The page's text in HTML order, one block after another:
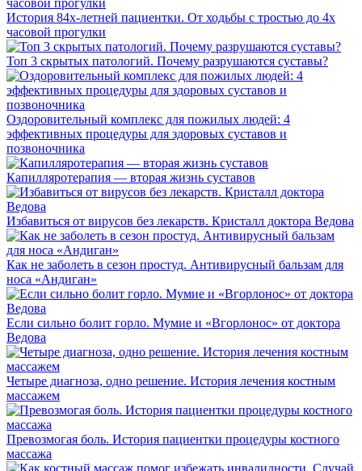
История 84х-летней пациентки. От ходьбы с тростью до 4х
часовой прогулки
Топ 3 скрытых патологий. Почему разрушаются суставы?
Оздоровительный комплекс для пожилых людей: 4
эффективных процедуры для здоровых суставов и
позвоночника
Капилляротерапия — вторая жизнь суставов
Избавиться от вирусов без лекарств. Кристалл доктора Ведова
Как не заболеть в сезон простуд. Антивирусный бальзам для
носа «Андиган»
Если сильно болит горло. Мумие и «Вгорлонос» от доктора
Ведова
Четыре диагноза, одно решение. История лечения костным
массажем
Превозмогая боль. История пациентки процедуры костного
массажа